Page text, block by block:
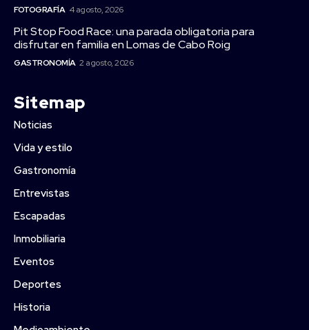
FOTOGRAFÍA 4 agosto, 2026
Pit Stop Food Race: una parada obligatoria para
disfrutar en familia en Lomas de Cabo Roig
GASTRONOMÍA 2 agosto, 2026
Sitemap
Noticias
Vida y estilo
Gastronomía
Entrevistas
Escapadas
Inmobiliaria
Eventos
Deportes
Historia